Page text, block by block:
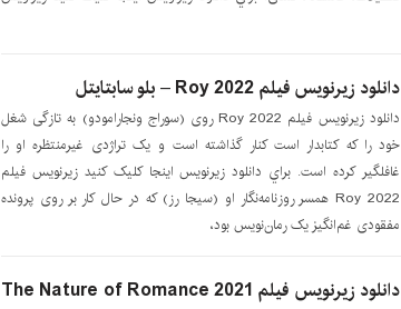
دانلود زیرنویس فیلم Roy 2022 – بلو سابتايتل
دانلود زیرنویس فیلم Roy 2022 روی (سوراج ونجارامودو) به تازگی شغل
خود را که کتابدار است کنار گذاشته است و یک تراژدی غیرمنتظره او را
غافلگیر کرده است. براي دانلود زيرنويس اينجا کليک کنيد زیرنویس فیلم
Roy 2022 همسر روزنامه‌نگار او (سیجا رز) که در حال کار بر روی پرونده
مفقودی غم‌انگیز یک رمان‌نویس بود،
دانلود زیرنویس فیلم The Nature of Romance 2021